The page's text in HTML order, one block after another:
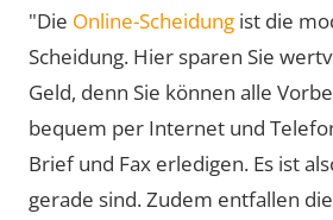
"Die Online-Scheidung ist die
Scheidung. Hier sparen Sie
Geld, denn Sie können alle
bequem per Internet und
Brief und Fax erledigen. Es ist
gerade sind. Zudem entfallen